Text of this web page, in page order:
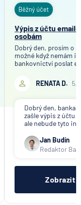
Běžný účet
Výpis z účtu
osobám
Dobrý den, prosím o
možné když nemám
bankovnictví poslat
RENATA D.
Dobrý den, banka
zašle výpis z účtu
ale nebude tyto
Jan Budín
Redaktor
Zobrazit